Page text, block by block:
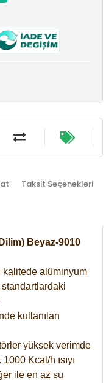
Taksit Seçenekleri
Beyaz-9010
kalitede alüminyum
kullanılan
yüksek verimde
Kcal/h ısıyı
ile en az su